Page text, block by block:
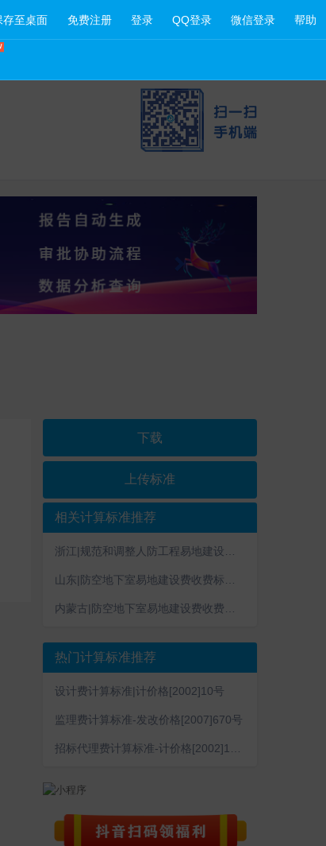
免费注册 登录 QQ登录 微信登录 帮助
存至桌面
下载
上传标准
相关计算标准推荐
热门计算标准推荐
设计费计算标准|计价格[2002]10号
监理费计算标准-发改价格[2007]670号